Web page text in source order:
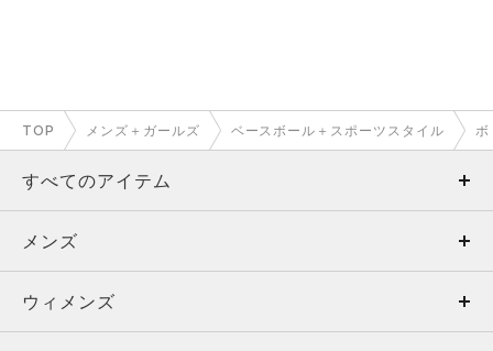
TOP メンズ＋ガールズ ベースボール＋スポーツスタイル
すべてのアイテム
メンズ
ウィメンズ
メンズ
トップス
ウィメンズ